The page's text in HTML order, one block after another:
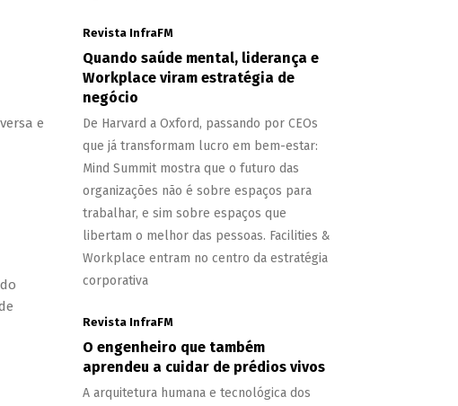
e
Revista InfraFM
Quando saúde mental, liderança e
Workplace viram estratégia de
negócio
De Harvard a Oxford, passando por CEOs
que já transformam lucro em bem-estar:
Mind Summit mostra que o futuro das
organizações não é sobre espaços para
trabalhar, e sim sobre espaços que
libertam o melhor das pessoas. Facilities &
Workplace entram no centro da estratégia
corporativa
Revista InfraFM
O engenheiro que também
aprendeu a cuidar de prédios vivos
A arquitetura humana e tecnológica dos